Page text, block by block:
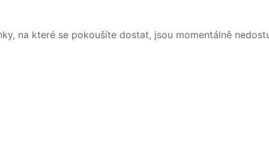
na které se pokoušíte dostat, jsou momentálně